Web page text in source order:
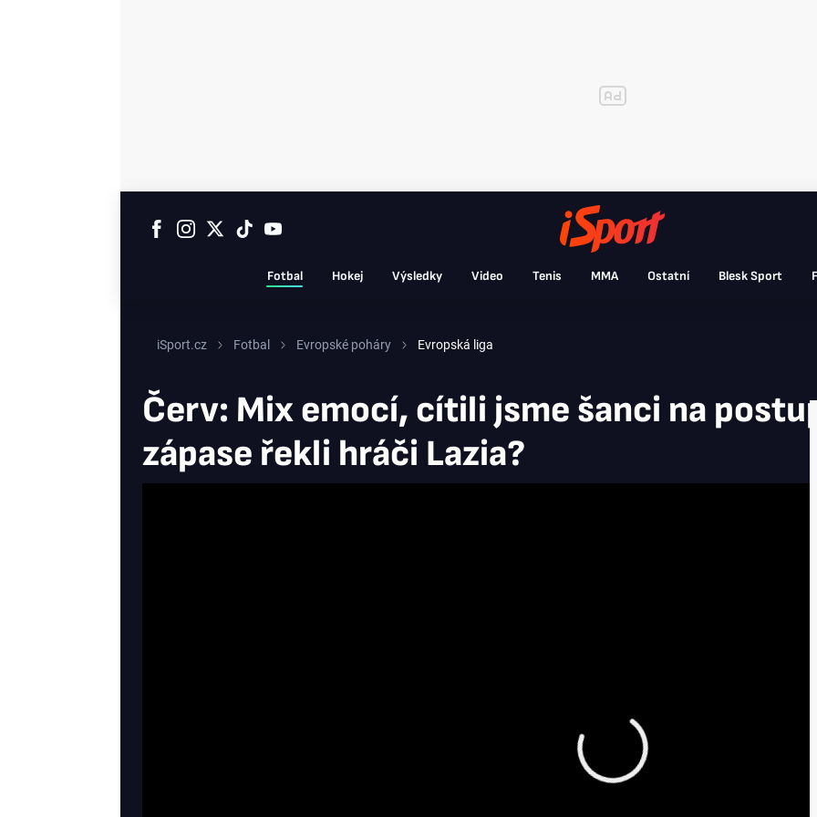
Fotbal Hokej Výsledky Video Tenis MMA Ostatní Blesk Sport
iSport.cz Fotbal Evropské poháry Evropská liga
Červ: Mix emocí, cítili jsme šanci na
zápase řekli hráči Lazia?